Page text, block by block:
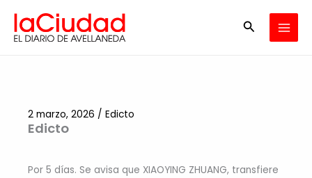
contenido
Buscar
Edicto
2 marzo, 2026 / Edicto
Por 5 días. Se avisa que XIAOYING ZHUANG, transfiere